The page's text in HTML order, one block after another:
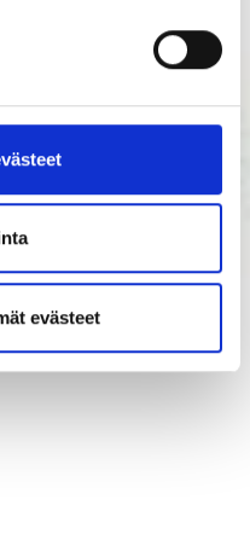
evästeet